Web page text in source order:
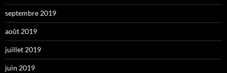
septembre 2019
août 2019
juillet 2019
juin 2019